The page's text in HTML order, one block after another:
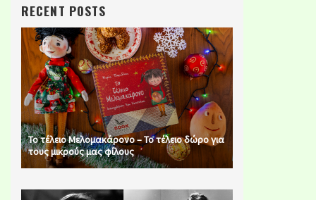
RECENT POSTS
Το τέλειο Μελομακάρονο – Το τέλειο δώρο για
τους μικρούς μας φίλους